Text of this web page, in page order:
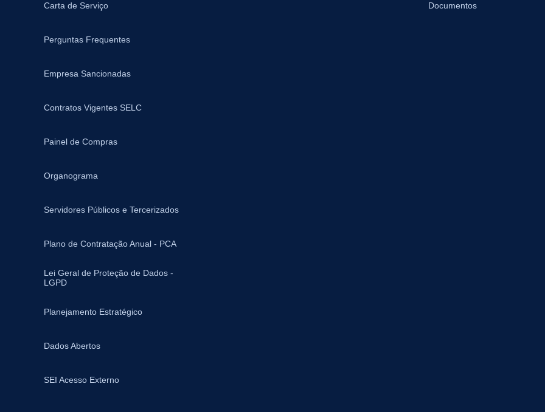
Carta de Serviço
Perguntas Frequentes
Empresa Sancionadas
Contratos Vigentes SELC
Painel de Compras
Organograma
Servidores Públicos e Tercerizados
Plano de Contratação Anual - PCA
Lei Geral de Proteção de Dados -
LGPD
Planejamento Estratégico
Dados Abertos
SEI Acesso Externo
Documentos